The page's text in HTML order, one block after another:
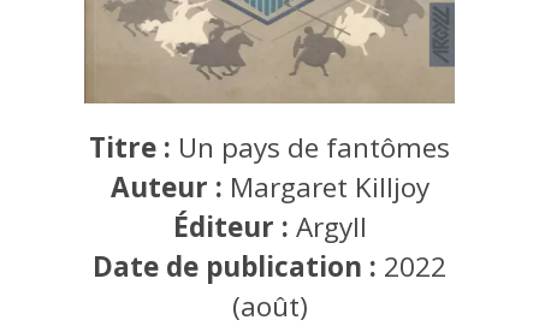
Titre : Un pays de fantômes
Auteur : Margaret Killjoy
Éditeur : Argyll
Date de publication : 2022
(août)